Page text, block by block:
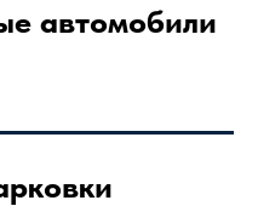
автомобили